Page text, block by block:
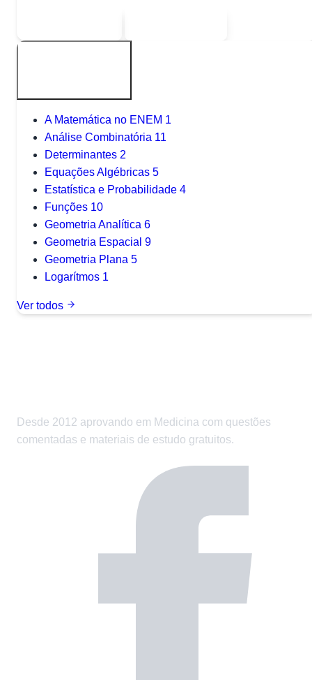
A Matemática no ENEM 1
Análise Combinatória 11
Determinantes 2
Equações Algébricas 5
Estatística e Probabilidade 4
Funções 10
Geometria Analítica 6
Geometria Espacial 9
Geometria Plana 5
Logarítmos 1
Ver todos
Desde 2012 aprovando em Medicina com questões
comentadas e materiais de estudo gratuitos.